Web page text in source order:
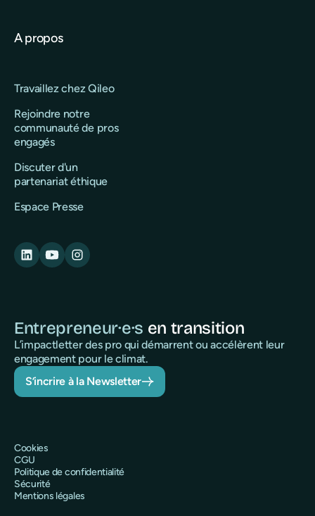
A propos
Travaillez chez Qileo
Rejoindre notre
communauté de pros
engagés
Discuter d'un
partenariat éthique
Espace Presse
Entrepreneur·e·s en transition
L’impactletter des pro qui démarrent ou accélèrent leur
engagement pour le climat.
S’incrire à la Newsletter
Cookies
CGU
Politique de confidentialité
Sécurité
Mentions légales